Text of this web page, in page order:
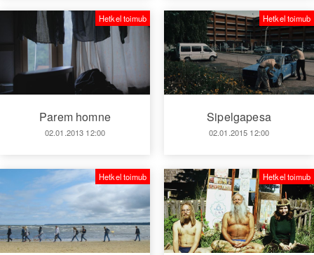
Parem homne
02.01.2013 12:00
Hetkel toimub
Sipelgapesa
02.01.2015 12:00
Hetkel toimub
Hetkel toimub Hetkel toimub